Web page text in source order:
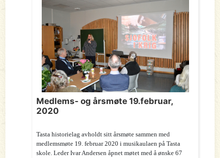
Medlems- og årsmøte 19.februar,
2020
Tasta historielag avholdt sitt årsmøte sammen med
medlemsmøte 19. februar 2020 i musikaulaen på Tasta
skole. Leder Ivar Andersen åpnet møtet med å ønske 67